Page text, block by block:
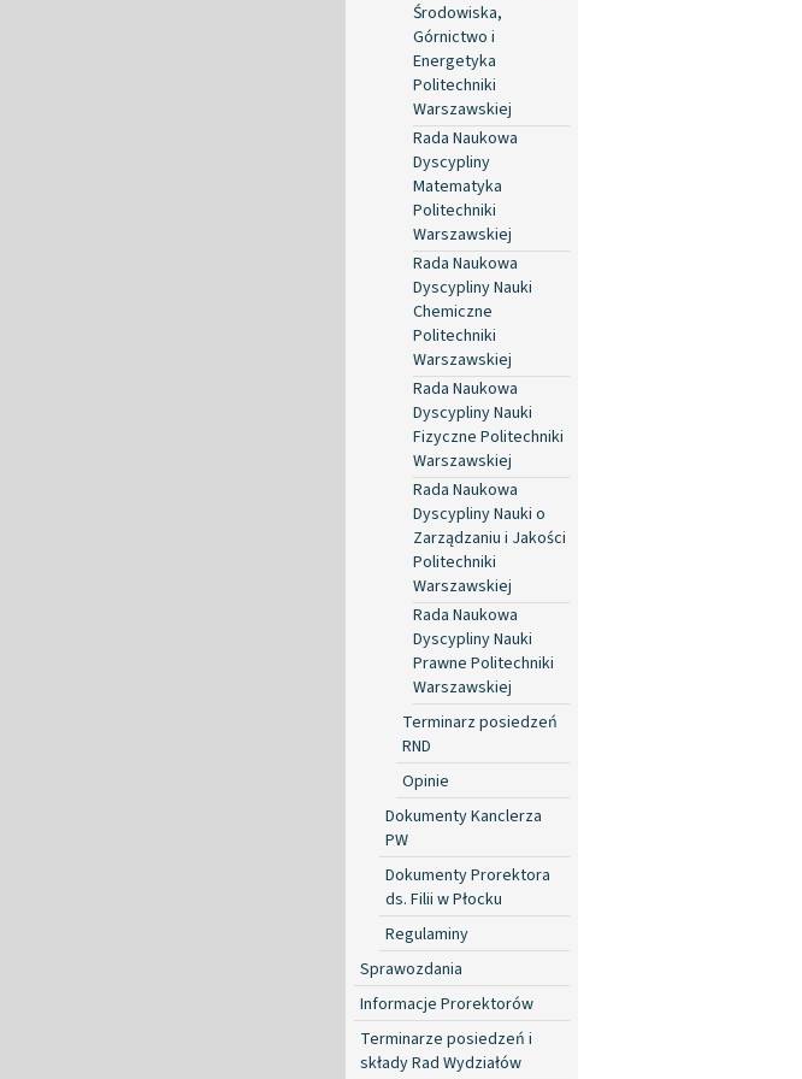
Środowiska,
Górnictwo i
Energetyka
Politechniki
Warszawskiej
Rada Naukowa
Dyscypliny
Matematyka
Politechniki
Warszawskiej
Rada Naukowa
Dyscypliny Nauki
Chemiczne
Politechniki
Warszawskiej
Rada Naukowa
Dyscypliny Nauki
Fizyczne Politechniki
Warszawskiej
Rada Naukowa
Dyscypliny Nauki o
Zarządzaniu i Jakości
Politechniki
Warszawskiej
Rada Naukowa
Dyscypliny Nauki
Prawne Politechniki
Warszawskiej
Terminarz posiedzeń
RND
Opinie
Dokumenty Kanclerza
PW
Dokumenty Prorektora
ds. Filii w Płocku
Regulaminy
Sprawozdania
Informacje Prorektorów
Terminarze posiedzeń i
składy Rad Wydziałów